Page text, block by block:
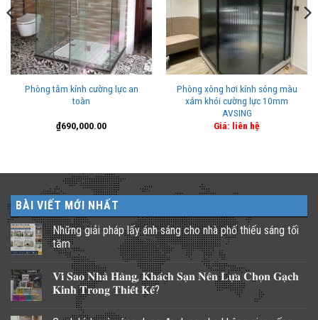
Phòng tắm kính cường lực an
toàn
₫690,000.00
Phòng xông hơi kính sóng màu
xám khói cường lực 10mm
AVSING
Giá: liên hệ
BÀI VIẾT MỚI NHẤT
Những giải pháp lấy ánh sáng cho nhà phố thiếu sáng tối
tăm
Không
bình
luận
ở
𝐕𝐢̀ 𝐒𝐚𝐨 𝐍𝐡𝐚̀ 𝐇𝐚̀𝐧𝐠, 𝐊𝐡𝐚́𝐜𝐡 𝐒𝐚̣𝐧 𝐍𝐞̂𝐧 𝐋𝐮̛̣𝐚 𝐂𝐡𝐨̣𝐧 𝐆𝐚̣𝐜𝐡
𝐊𝐢́𝐧𝐡 𝐓𝐫𝐨𝐧𝐠 𝐓𝐡𝐢𝐞̂́𝐭 𝐊𝐞̂́?